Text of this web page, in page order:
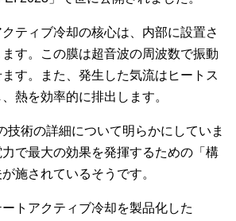
ティブ冷却の核心は、内部に設置さ
す。この膜は超音波の周波数で振動
す。また、発生した気流はヒートス
熱を効率的に排出します。
技術の詳細について明らかにしていま
で最大の効果を発揮するための「構
施されているそうです。
トアクティブ冷却を製品化した